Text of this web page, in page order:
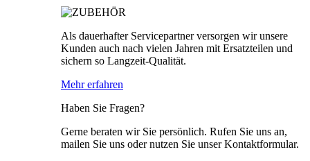
Als dauerhafter Servicepartner versorgen wir unsere
Kunden auch nach vielen Jahren mit Ersatzteilen und
sichern so Langzeit-Qualität.
Mehr erfahren
Haben Sie Fragen?
Gerne beraten wir Sie persönlich. Rufen Sie uns an,
mailen Sie uns oder nutzen Sie unser Kontaktformular.